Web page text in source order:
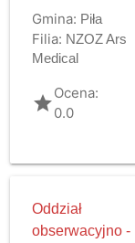
Gmina: Piła
Filia: NZOZ Ars
Medical
gradeOcena:
0.0
Oddział
obserwacyjno -